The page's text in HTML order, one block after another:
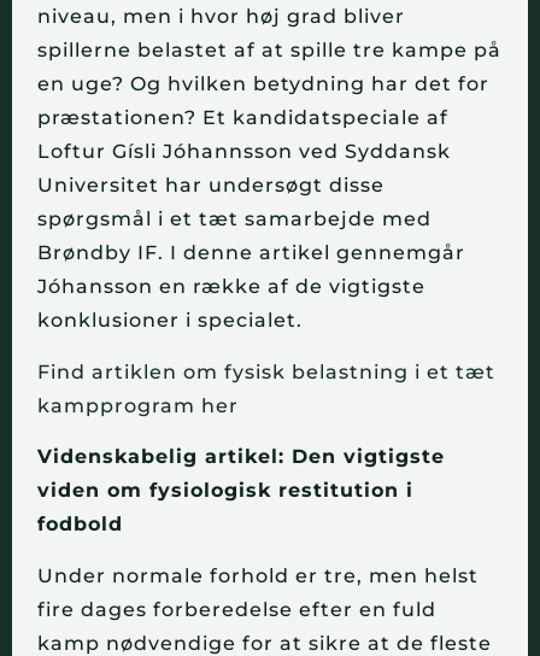
niveau, men i hvor høj grad bliver
spillerne belastet af at spille tre kampe på
en uge? Og hvilken betydning har det for
præstationen? Et kandidatspeciale af
Loftur Gísli Jóhannsson ved Syddansk
Universitet har undersøgt disse
spørgsmål i et tæt samarbejde med
Brøndby IF. I denne artikel gennemgår
Jóhansson en række af de vigtigste
konklusioner i specialet.
Find artiklen om fysisk belastning i et tæt
kampprogram her
Videnskabelig artikel: Den vigtigste
viden om fysiologisk restitution i
fodbold
Under normale forhold er tre, men helst
fire dages forberedelse efter en fuld
kamp nødvendige for at sikre at de fleste